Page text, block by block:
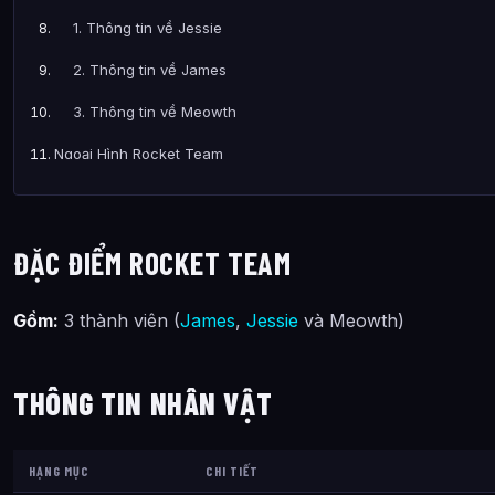
1. Thông tin về Jessie
2. Thông tin về James
3. Thông tin về Meowth
Ngoại Hình Rocket Team
Tính Cách Rocket Team
Một Vài Sự Thật Thú Vị Về Đội Hỏa Tiễn
Tóm Lại Về Rocket Team
Câu Hỏi Thường Gặp
Các mối quan hệ quan trọng của 3 Nhân Vật Rocket Team
ĐẶC ĐIỂM ROCKET TEAM
Gồm: 3 thành viên (James, Jessie và Meowth)
THÔNG TIN NHÂN VẬT
HẠNG MỤC CHI TIẾT